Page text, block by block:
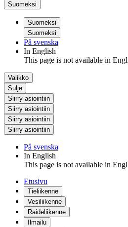
Suomeksi
Suomeksi
Suomeksi
På svenska
In English
This page is not available in
Valikko
Sulje
Siirry asiointiin
Siirry asiointiin
Siirry asiointiin
Siirry asiointiin
På svenska
In English
This page is not available in
Etusivu
Tieliikenne
Vesiliikenne
Raideliikenne
Ilmailu